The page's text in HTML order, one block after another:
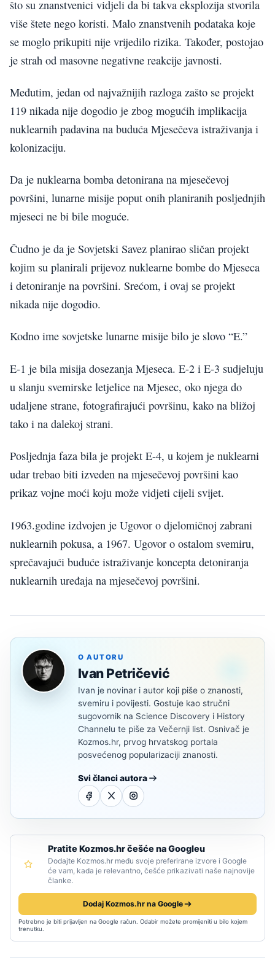
što su znanstvenici vidjeli da bi takva eksplozija stvorila
više štete nego koristi. Malo znanstvenih podataka koje
se moglo prikupiti nije vrijedilo rizika. Također, postojao
je strah od masovne negativne reakcije javnosti.
Međutim, jedan od najvažnijih razloga zašto se projekt
119 nikada nije dogodio je zbog mogućih implikacija
nuklearnih padavina na buduća Mjesečeva istraživanja i
kolonizaciju.
Da je nuklearna bomba detonirana na mjesečevoj
površini, lunarne misije poput onih planiranih posljednjih
mjeseci ne bi bile moguće.
Čudno je da je Sovjetski Savez planirao sličan projekt
kojim su planirali prijevoz nuklearne bombe do Mjeseca
i detoniranje na površini. Srećom, i ovaj se projekt
nikada nije dogodio.
Kodno ime sovjetske lunarne misije bilo je slovo “E.”
E-1 je bila misija dosezanja Mjeseca. E-2 i E-3 sudjeluju
u slanju svemirske letjelice na Mjesec, oko njega do
udaljene strane, fotografirajući površinu, kako na bližoj
tako i na dalekoj strani.
Posljednja faza bila je projekt E-4, u kojem je nuklearni
udar trebao biti izveden na mjesečevoj površini kao
prikaz vojne moći koju može vidjeti cijeli svijet.
1963.godine izdvojen je Ugovor o djelomičnoj zabrani
nuklearnih pokusa, a 1967. Ugovor o ostalom svemiru,
sprečavajući buduće istraživanje koncepta detoniranja
nuklearnih uređaja na mjesečevoj površini.
O AUTORU
Ivan Petričević
Ivan je novinar i autor koji piše o znanosti,
svemiru i povijesti. Gostuje kao stručni
sugovornik na Science Discovery i History
Channelu te piše za Večernji list. Osnivač je
Kozmos.hr, prvog hrvatskog portala
posvećenog popularizaciji znanosti.
Svi članci autora
Pratite Kozmos.hr češće na Googleu
Dodajte Kozmos.hr među svoje preferirane izvore i Google
će vam, kada je relevantno, češće prikazivati naše najnovije
članke.
Dodaj Kozmos.hr na Google
Potrebno je biti prijavljen na Google račun. Odabir možete promijeniti u bilo kojem
trenutku.